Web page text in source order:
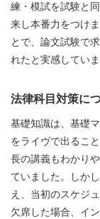
練・模試を試験と
来し本番力をつけ
とで、論文試験で
れたと実感していま
法律科目対策に
基礎知識は、基礎
をライヴで出るこ
長の講義もわかり
ていました。しか
え、当初のスケジ
欠席した場合、イ